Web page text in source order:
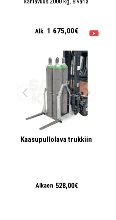
Alk. 1 675,00€
Kaasupullolava trukkiin
Alkaen 528,00€